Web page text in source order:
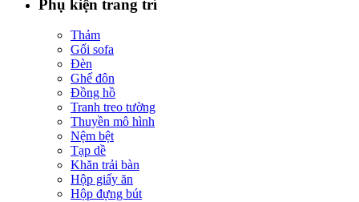
Phụ kiện trang trí
Thảm
Gối sofa
Đèn
Ghế đôn
Đồng hồ
Tranh treo tường
Thuyền mô hình
Nệm bệt
Tạp dề
Khăn trải bàn
Hộp giấy ăn
Hộp đựng bút